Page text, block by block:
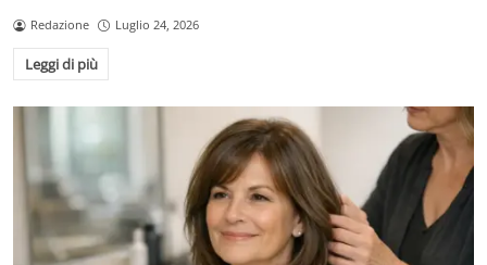
Redazione Luglio 24, 2026
Leggi di più